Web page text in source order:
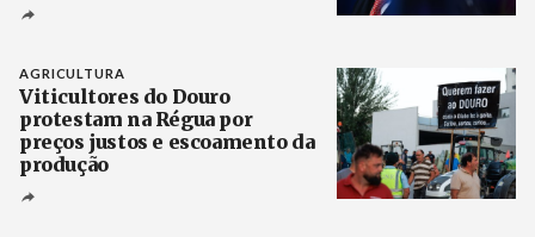
AGRICULTURA
Viticultores do Douro
protestam na Régua por
preços justos e escoamento da
produção